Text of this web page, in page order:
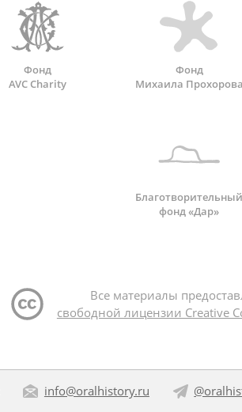
Фонд
AVC Charity
Фонд
Михаила Прохорова
Благотворительный
фонд «Дар»
Все материалы
свободной лицензии Creative
info@oralhistory.ru